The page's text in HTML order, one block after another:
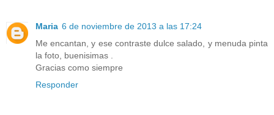
Maria 6 de noviembre de 2013 a las 17:24
Me encantan, y ese contraste dulce salado, y menuda pinta
la foto, buenisimas .
Gracias como siempre
Responder